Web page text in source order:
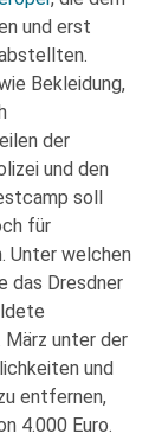
und erst
Bekleidung,
der
und den
soll
für
Unter welchen
das Dresdner
März unter der
und
entfernen,
4.000 Euro.